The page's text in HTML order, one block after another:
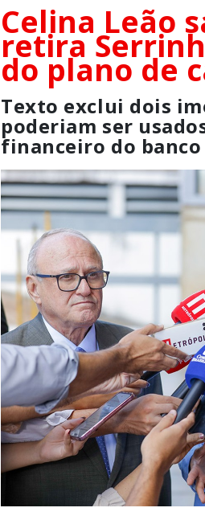
Celina Leão
retira
do plano de
Texto exclui dois
poderiam ser
financeiro do banco